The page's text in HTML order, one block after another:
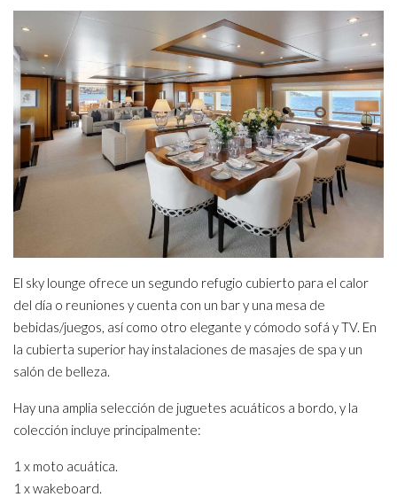
El sky lounge ofrece un segundo refugio cubierto para el calor
del día o reuniones y cuenta con un bar y una mesa de
bebidas/juegos, así como otro elegante y cómodo sofá y TV. En
la cubierta superior hay instalaciones de masajes de spa y un
salón de belleza.
Hay una amplia selección de juguetes acuáticos a bordo, y la
colección incluye principalmente:
1 x moto acuática.
1 x wakeboard.